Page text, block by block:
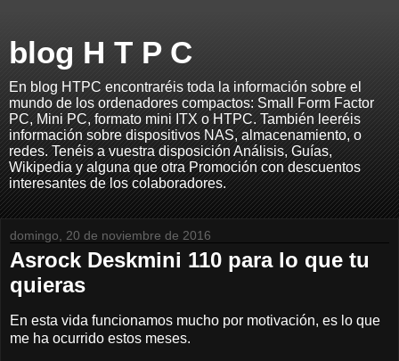
blog H T P C
En blog HTPC encontraréis toda la información sobre el
mundo de los ordenadores compactos: Small Form Factor
PC, Mini PC, formato mini ITX o HTPC. También leeréis
información sobre dispositivos NAS, almacenamiento, o
redes. Tenéis a vuestra disposición Análisis, Guías,
Wikipedia y alguna que otra Promoción con descuentos
interesantes de los colaboradores.
domingo, 20 de noviembre de 2016
Asrock Deskmini 110 para lo que tu
quieras
En esta vida funcionamos mucho por motivación, es lo que
me ha ocurrido estos meses.